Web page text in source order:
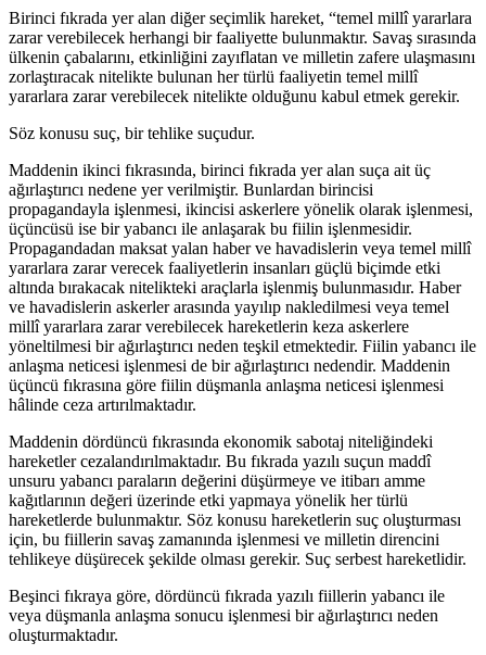
Birinci fıkrada yer alan diğer seçimlik hareket, “temel millî yararlara
zarar verebilecek herhangi bir faaliyette bulunmaktır. Savaş sırasında
ülkenin çabalarını, etkinliğini zayıflatan ve milletin zafere ulaşmasını
zorlaştıracak nitelikte bulunan her türlü faaliyetin temel millî
yararlara zarar verebilecek nitelikte olduğunu kabul etmek gerekir.
Söz konusu suç, bir tehlike suçudur.
Maddenin ikinci fıkrasında, birinci fıkrada yer alan suça ait üç
ağırlaştırıcı nedene yer verilmiştir. Bunlardan birincisi
propagandayla işlenmesi, ikincisi askerlere yönelik olarak işlenmesi,
üçüncüsü ise bir yabancı ile anlaşarak bu fiilin işlenmesidir.
Propagandadan maksat yalan haber ve havadislerin veya temel millî
yararlara zarar verecek faaliyetlerin insanları güçlü biçimde etki
altında bırakacak nitelikteki araçlarla işlenmiş bulunmasıdır. Haber
ve havadislerin askerler arasında yayılıp nakledilmesi veya temel
millî yararlara zarar verebilecek hareketlerin keza askerlere
yöneltilmesi bir ağırlaştırıcı neden teşkil etmektedir. Fiilin yabancı ile
anlaşma neticesi işlenmesi de bir ağırlaştırıcı nedendir. Maddenin
üçüncü fıkrasına göre fiilin düşmanla anlaşma neticesi işlenmesi
hâlinde ceza artırılmaktadır.
Maddenin dördüncü fıkrasında ekonomik sabotaj niteliğindeki
hareketler cezalandırılmaktadır. Bu fıkrada yazılı suçun maddî
unsuru yabancı paraların değerini düşürmeye ve itibarı amme
kağıtlarının değeri üzerinde etki yapmaya yönelik her türlü
hareketlerde bulunmaktır. Söz konusu hareketlerin suç oluşturması
için, bu fiillerin savaş zamanında işlenmesi ve milletin direncini
tehlikeye düşürecek şekilde olması gerekir. Suç serbest hareketlidir.
Beşinci fıkraya göre, dördüncü fıkrada yazılı fiillerin yabancı ile
veya düşmanla anlaşma sonucu işlenmesi bir ağırlaştırıcı neden
oluşturmaktadır.